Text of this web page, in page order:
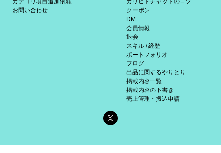
お問い合わせ
クーポン
DM
会員情報
退会
スキル / 経歴
ポートフォリオ
ブログ
出品に関するやりとり
掲載内容一覧
掲載内容の下書き
売上管理・振込申請